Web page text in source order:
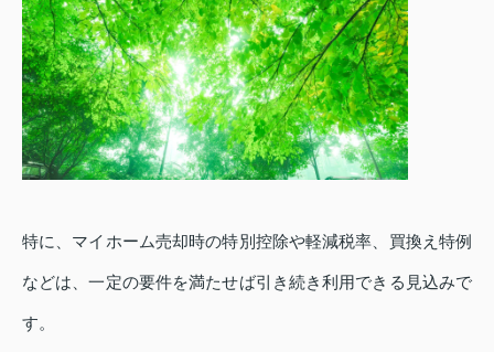
特に、マイホーム売却時の特別控除や軽減税率、買換え特例
などは、一定の要件を満たせば引き続き利用できる見込みで
す。